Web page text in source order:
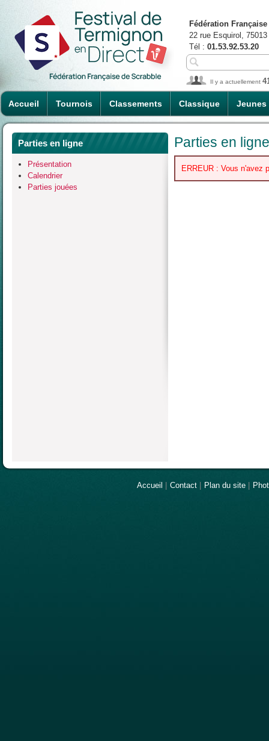
Accueil Tournois Classements Classique Jeunes
Fédération
22 rue Esquirol,
Tél : 01.53.92.53.20
Il y a actuellement
Parties en ligne
Présentation
Calendrier
Parties jouées
Parties en ligne
ERREUR : Vous n'avez
Accueil Contact Plan du site